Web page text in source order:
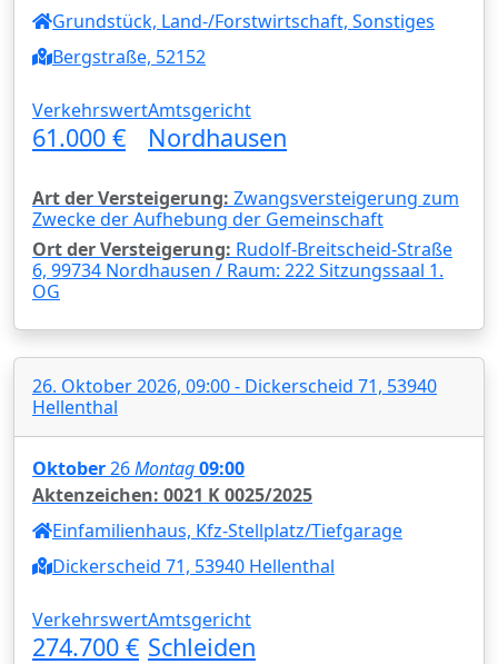
Grundstück, Land-/Forstwirtschaft, Sonstiges
Bergstraße, 52152
Verkehrswert
61.000 €
Amtsgericht
Nordhausen
Art der Versteigerung: Zwangsversteigerung zum
Zwecke der Aufhebung der Gemeinschaft
Ort der Versteigerung: Rudolf-Breitscheid-Straße
6, 99734 Nordhausen / Raum: 222 Sitzungssaal 1.
OG
26. Oktober 2026, 09:00 - Dickerscheid 71, 53940
Hellenthal
Oktober26Montag09:00
Aktenzeichen: 0021 K 0025/2025
Einfamilienhaus, Kfz-Stellplatz/Tiefgarage
Dickerscheid 71, 53940 Hellenthal
Verkehrswert
274.700 €
Amtsgericht
Schleiden